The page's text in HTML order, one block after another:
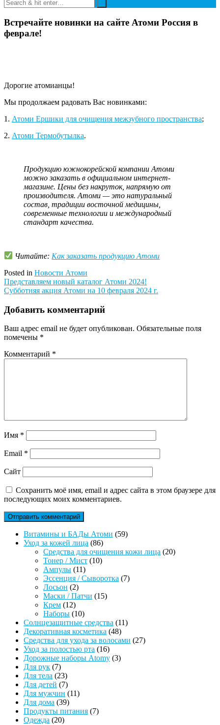
Встречайте новинки на сайте Атоми Россия в
феврале!
Дорогие атомианцы!
Мы продолжаем радовать Вас новинками:
1. Атоми Ершики для очищения межзубного пространства;
2. Атоми Термобутылка.
Продукцию южнокорейской компании Атоми
можно заказать в официальном интернет-
магазине. Цены без накруток, напрямую от
производителя. Атоми — это натуральный
состав, традиции восточной медицины,
современные технологии и международный
стандарт качества.
Читайте: Как заказать продукцию Атоми
Posted in Новости Атоми
Навигация
по
записям
Представляем новый каталог Атоми 2024!
Субботняя акция Атоми на 10 февраля 2024 г.
Добавить комментарий
Ваш адрес email не будет опубликован. Обязательные поля
помечены *
Комментарий *
Имя *
Email *
Сайт
Сохранить моё имя, email и адрес сайта в этом браузере для
последующих моих комментариев.
Витамины и БАДы Атоми 5959
Уход за кожей лица 8686
товаров
Средства для очищения кожи лица 2020
Тонер / Мист 1010
Ампулы 1111
товаров
Эссенция / Сыворотка 77
Лосьон 22
товара
Маски / Патчи 1515
Крем 1212
товаров
Наборы 1010
товаров
Солнцезащитные средства 1111
Декоративная косметика 4848
товаров
Средства для ухода за волосами 2727
Уход за полостью рта 1616
товаров
Дорожные наборы Atomy 33
Для рук 77
товаров
Для тела 2323
товара
Для детей 77
товаров
Для мужчин 1111
Для дома 3939
товаров
Продукты питания 77
Одежда 2020